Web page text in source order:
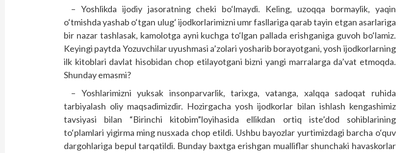
– Yoshlikda ijodiy jasoratning cheki bo‘lmaydi. Keling, uzoqqa bormaylik, yaqin
o‘tmishda yashab o‘tgan ulug‘ ijodkorlarimizni umr fasllariga qarab tayin etgan asarlariga
bir nazar tashlasak, kamolotga ayni kuchga to‘lgan pallada erishganiga guvoh bo‘lamiz.
Keyingi paytda Yozuvchilar uyushmasi a’zolari yosharib borayotgani, yosh ijodkorlarning
ilk kitoblari davlat hisobidan chop etilayotgani bizni yangi marralarga da’vat etmoqda.
Shunday emasmi?
– Yoshlarimizni yuksak insonparvarlik, tarixga, vatanga, xalqqa sadoqat ruhida
tarbiyalash oliy maqsadimizdir. Hozirgacha yosh ijodkorlar bilan ishlash kengashimiz
tavsiyasi bilan “Birinchi kitobim”loyihasida ellikdan ortiq iste’dod sohiblarining
to‘plamlari yigirma ming nusxada chop etildi. Ushbu bayozlar yurtimizdagi barcha o‘quv
dargohlariga bepul tarqatildi. Bunday baxtga erishgan mualliflar shunchaki havaskorlar